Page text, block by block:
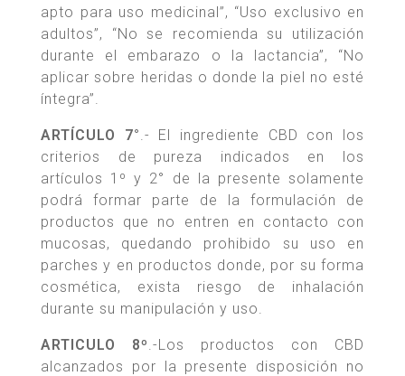
apto para uso medicinal”, “Uso exclusivo en
adultos”, “No se recomienda su utilización
durante el embarazo o la lactancia”, “No
aplicar sobre heridas o donde la piel no esté
íntegra”.
ARTÍCULO 7°.- El ingrediente CBD con los
criterios de pureza indicados en los
artículos 1º y 2° de la presente solamente
podrá formar parte de la formulación de
productos que no entren en contacto con
mucosas, quedando prohibido su uso en
parches y en productos donde, por su forma
cosmética, exista riesgo de inhalación
durante su manipulación y uso.
ARTICULO 8º.-Los productos con CBD
alcanzados por la presente disposición no